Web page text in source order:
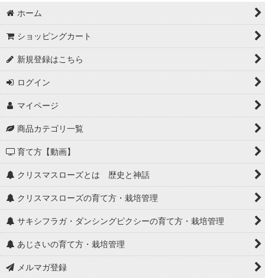
ホーム
ショッピングカート
新規登録はこちら
ログイン
マイページ
商品カテゴリ一覧
育て方【動画】
クリスマスローズとは 歴史と神話
クリスマスローズの育て方・栽培管理
サキシフラガ・ダンシングピクシーの育て方・栽培管理
あじさいの育て方・栽培管理
メルマガ登録